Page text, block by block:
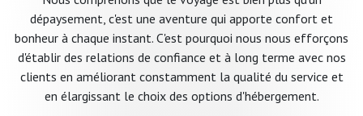
dépaysement, c'est une aventure qui apporte confort et
bonheur à chaque instant. C'est pourquoi nous nous efforçons
d'établir des relations de confiance et à long terme avec nos
clients en améliorant constamment la qualité du service et
en élargissant le choix des options d'hébergement.